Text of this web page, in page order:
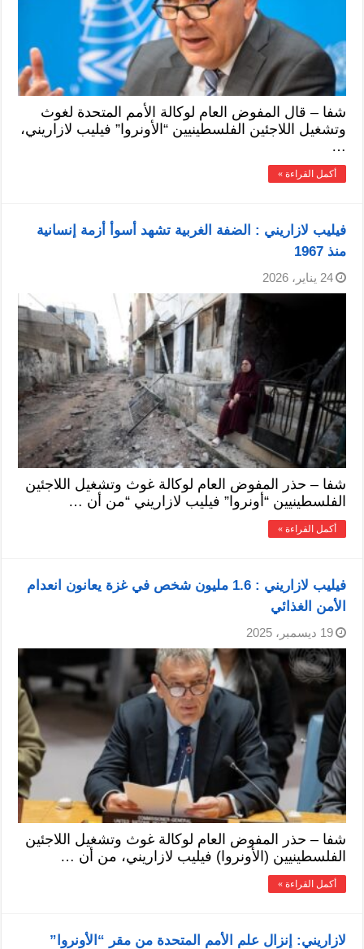
شفا – قال المفوض العام لوكالة الأمم المتحدة لغوث
وتشغيل اللاجئين الفلسطينيين “الأونروا” فيليب لازاريني،
…
أكمل القراءة »
فيليب لازاريني : الضفة الغربية تشهد أسوأ أزمة إنسانية
منذ 1967
24 يناير، 2026
شفا – حذر المفوض العام لوكالة غوث وتشغيل اللاجئين
الفلسطينيين “أونروا” فيليب لازاريني “من أن …
أكمل القراءة »
فيليب لازاريني : 1.6 مليون شخص في غزة يعانون انعدام
الأمن الغذائي
19 ديسمبر، 2025
شفا – حذر المفوض العام لوكالة غوث وتشغيل اللاجئين
الفلسطينيين (الأونروا) فيليب لازاريني، من أن …
أكمل القراءة »
لازاريني: إنزال علم الأمم المتحدة من مقر “الأونروا”